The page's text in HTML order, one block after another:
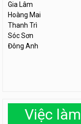
Gia Lâm
Hoàng Mai
Thanh Trì
Sóc Sơn
Đông Anh
Việc